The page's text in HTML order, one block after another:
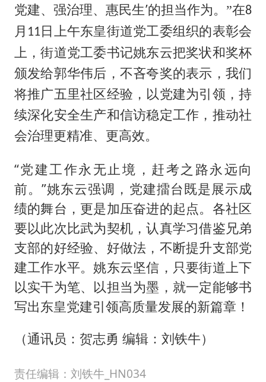
党建、强治理、惠民生’的担当作为。 ”在8
月 11 日上午东皇街道党工委组织的表彰会
上，街道党工委书记姚东云把奖状和奖杯
颁发给郭华伟后，不吝夸奖的表示，我们
将推广五里社区经验，以党建为引领，持
续深化安全生产和信访稳定工作，推动社
会治理更精准、更高效。
“党建工作永无止境，赶考之路永远向
前。”姚东云强调，党建擂台既是展示成
绩的舞台，更是加压奋进的起点。各社区
要以此次比武为契机，认真学习借鉴兄弟
支部的好经验、好做法，不断提升支部党
建工作水平。姚东云坚信，只要街道上下
以实干为笔、以担当为墨，就一定能够书
写出东皇党建引领高质量发展的新篇章！
（通讯员：贺志勇 编辑：刘铁牛）
责任编辑：刘铁牛_HN034